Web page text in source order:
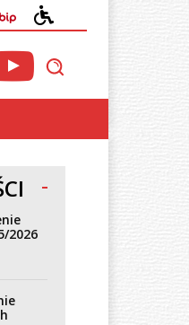
BIP
DOSTĘPNOŚCI
2026